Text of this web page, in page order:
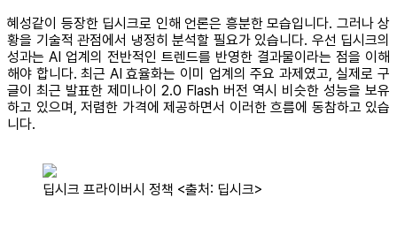
혜성같이 등장한 딥시크로 인해 언론은 흥분한 모습입니다. 그러나 상
황을 기술적 관점에서 냉정히 분석할 필요가 있습니다. 우선 딥시크의
성과는 AI 업계의 전반적인 트렌드를 반영한 결과물이라는 점을 이해
해야 합니다. 최근 AI 효율화는 이미 업계의 주요 과제였고, 실제로 구
글이 최근 발표한 제미나이 2.0 Flash 버전 역시 비슷한 성능을 보유
하고 있으며, 저렴한 가격에 제공하면서 이러한 흐름에 동참하고 있습
니다.
딥시크 프라이버시 정책 <출처: 딥시크>